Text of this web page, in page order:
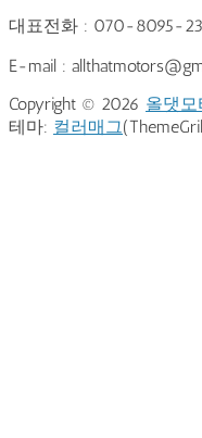
대표전화 : 070-8095-
E-mail :
Copyright © 2026 올댓모
테마: 컬러매그